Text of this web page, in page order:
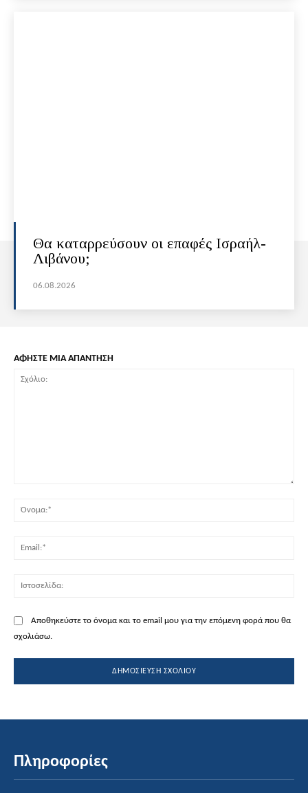
Θα καταρρεύσουν οι επαφές Ισραήλ-
Λιβάνου;
06.08.2026
ΑΦΗΣΤΕ ΜΙΑ ΑΠΑΝΤΗΣΗ
Αποθηκεύστε το όνομα και το email μου για την επόμενη φορά που θα
σχολιάσω.
Πληροφορίες